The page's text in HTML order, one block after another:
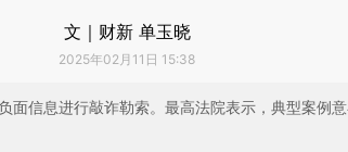
文｜财新 单玉晓
2025年02月11日 15:38
面信息进行敲诈勒索。最高法院表示，典型案例